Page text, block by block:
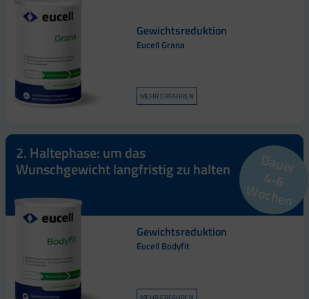
Gewichtsreduktion
Eucell Grana
MEHR ERFAHREN
2. Haltephase: um das
Wunschgewicht langfristig zu halten Dauer
4
-
6
W
o
c
h
e
n
Gewichtsreduktion
Eucell Bodyfit